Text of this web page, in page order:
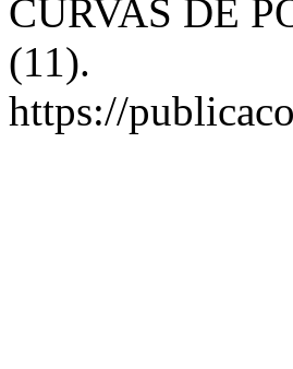
CURVAS DE
(11).
https://